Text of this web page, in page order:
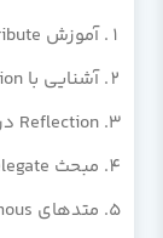
آموزش Attribute در C#
آشنایی با Collection‌ ها در C#
Reflection در C# چیست
مبحث Delegate در C#
متدهای anonymous در C#